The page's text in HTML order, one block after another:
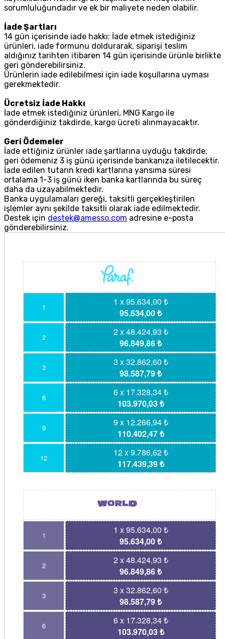
sorumluluğundadır ve ek bir maliyete neden olabilir.
İade Şartları
14 gün içerisinde iade hakkı: İade etmek istediğiniz
ürünleri, iade formunu doldurarak, siparişi teslim
aldığınız tarihten itibaren 14 gün içerisinde ürünle birlikte
geri gönderebilirsiniz.
Ürünlerin iade edilebilmesi için iade koşullarına uyması
gerekmektedir.
Ücretsiz İade Hakkı
İade etmek istediğiniz ürünleri, MNG Kargo ile
gönderdiğiniz takdirde, kargo ücreti alınmayacaktır.
Geri Ödemeler
İade ettiğiniz ürünler iade şartlarına uyduğu takdirde,
geri ödemeniz 3 iş günü içerisinde bankanıza iletilecektir.
İade edilen tutarın kredi kartlarına yansıma süresi
ortalama 1-3 iş günü iken banka kartlarında bu süreç
daha da uzayabilmektedir.
Banka uygulamaları gereği, taksitli gerçekleştirilen
işlemler aynı şekilde taksitli olarak iade edilmektedir.
Destek için destek@amesso.com adresine e-posta
gönderebilirsiniz.
1
1 x 95.634,00 ₺
95.634,00 ₺
2
2 x 48.424,93 ₺
96.849,86 ₺
3
3 x 32.862,60 ₺
98.587,79 ₺
6
6 x 17.328,34 ₺
103.970,03 ₺
9
9 x 12.266,94 ₺
110.402,47 ₺
12
12 x 9.786,62 ₺
117.439,39 ₺
1
1 x 95.634,00 ₺
95.634,00 ₺
2
2 x 48.424,93 ₺
96.849,86 ₺
3
3 x 32.862,60 ₺
98.587,79 ₺
6
6 x 17.328,34 ₺
103.970,03 ₺